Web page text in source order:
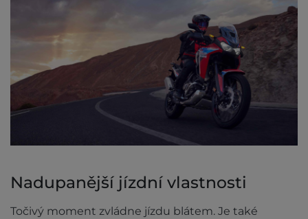
Nadupanější jízdní vlastnosti
Točivý moment zvládne jízdu blátem. Je také